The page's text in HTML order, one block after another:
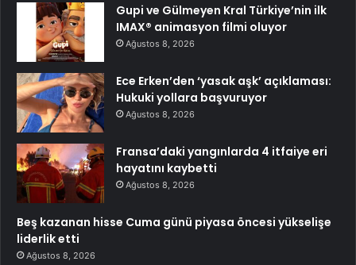
Gupi ve Gülmeyen Kral Türkiye’nin ilk
IMAX® animasyon filmi oluyor
Ağustos 8, 2026
Ece Erken’den ‘yasak aşk’ açıklaması:
Hukuki yollara başvuruyor
Ağustos 8, 2026
Fransa’daki yangınlarda 4 itfaiye eri
hayatını kaybetti
Ağustos 8, 2026
Beş kazanan hisse Cuma günü piyasa öncesi yükselişe
liderlik etti
Ağustos 8, 2026